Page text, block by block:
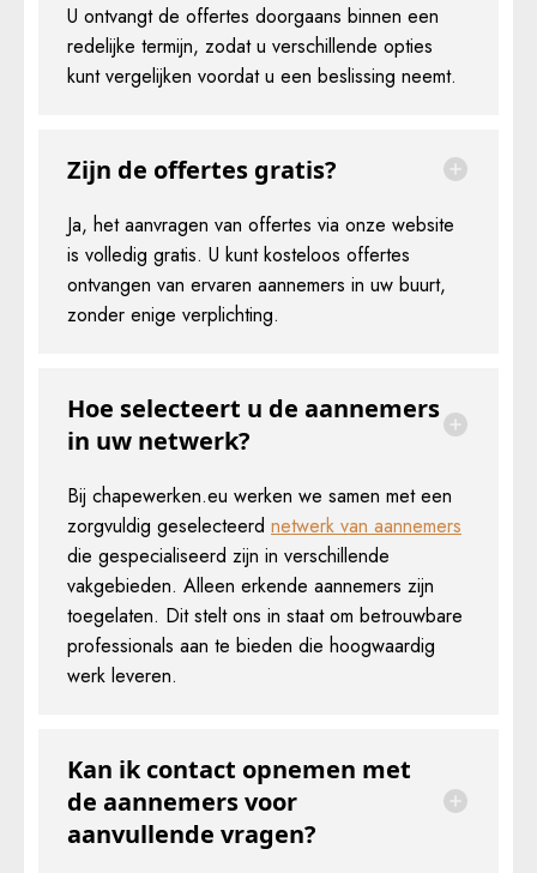
U ontvangt de offertes doorgaans binnen een
redelijke termijn, zodat u verschillende opties
kunt vergelijken voordat u een beslissing neemt.
Zijn de offertes gratis?
Ja, het aanvragen van offertes via onze website
is volledig gratis. U kunt kosteloos offertes
ontvangen van ervaren aannemers in uw buurt,
zonder enige verplichting.
Hoe selecteert u de aannemers
in uw netwerk?
Bij chapewerken.eu werken we samen met een
zorgvuldig geselecteerd netwerk van aannemers
die gespecialiseerd zijn in verschillende
vakgebieden. Alleen erkende aannemers zijn
toegelaten. Dit stelt ons in staat om betrouwbare
professionals aan te bieden die hoogwaardig
werk leveren.
Kan ik contact opnemen met
de aannemers voor
aanvullende vragen?